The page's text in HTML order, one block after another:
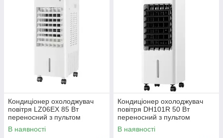
Кондиціонер охолоджувач
повітря LZ06EX 85 Вт
переносний з пультом
керування та двома
акумуляторами холоду
В наявності
Кондиціонер охолоджувач
повітря DH101R 50 Вт
переносний з пультом
керування та 2
акумуляторами холоду
В наявності